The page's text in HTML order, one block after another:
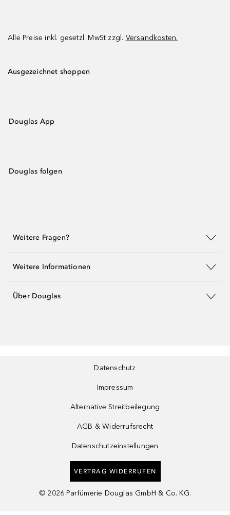
Alle Preise inkl. gesetzl. MwSt zzgl. Versandkosten.
Ausgezeichnet shoppen
Douglas App
Douglas folgen
Weitere Fragen?
Weitere Informationen
Über Douglas
Datenschutz
Impressum
Alternative Streitbeilegung
AGB & Widerrufsrecht
Datenschutzeinstellungen
VERTRAG WIDERRUFEN
© 2026 Parfümerie Douglas GmbH & Co. KG.